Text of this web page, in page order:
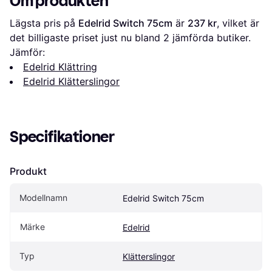
Lägsta pris på Edelrid Switch 75cm är 237 kr, vilket är
det billigaste priset just nu bland 2 jämförda butiker.
Jämför:
Edelrid Klättring
Edelrid Klätterslingor
Specifikationer
Produkt
Modellnamn Edelrid Switch 75cm
Märke Edelrid
Typ Klätterslingor